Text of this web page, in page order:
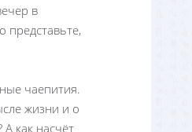
в
представьте,
чаепития.
жизни и о
как насчёт